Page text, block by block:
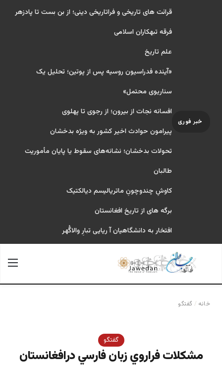
خبر فوری
قرائت های تاریخی و فراتاریخی دینی؛ از بن بست تا پادزهر
فرقه تبهکاران اسلامی
علم تاریخ
«آینده فدراسیون روسیه پس از پوتین؛ تحلیل یک
سناریوی محتمل»
افسانه نجات از بیرون؛ از رجوی تا پهلوی
پیرامون حوادث اخیر کشور به ویژه بدخشان
تحولات بدخشان؛ نشانه‌های سقوط یا پایان مأموریت
طالبان
کاوشِ چندو‌چونِ ماتریالیسم دیالکتیک
برگه های از تاریخ افغانستان
افتخار به دانشگاهیان آ ریایی تبارِ والاگُهر
جستجو برای
خانه / گفتگو
گفتگو
مشکلات فراروي زبان فارسي درافغانستان